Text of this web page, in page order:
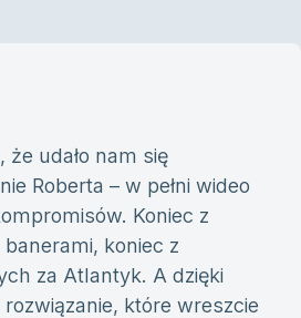
że udało nam się
Roberta – w pełni wideo
Koniec z
koniec z
za Atlantyk. A dzięki
które wreszcie